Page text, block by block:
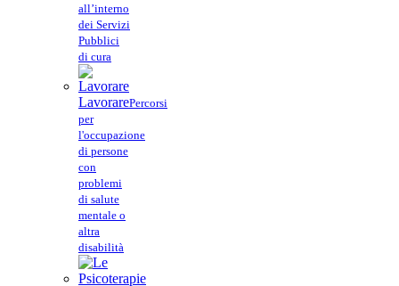
all’interno
dei Servizi
Pubblici
di cura
LavorarePercorsi
per
l'occupazione
di persone
con
problemi
di salute
mentale o
altra
disabilità